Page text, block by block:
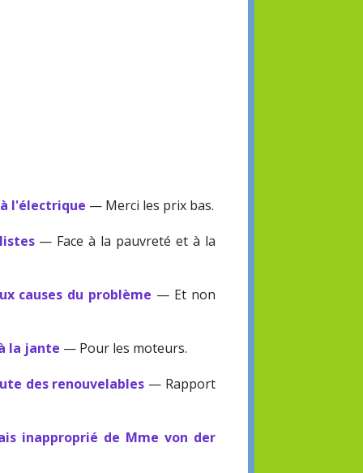
l'électrique — Merci les prix bas.
— Face à la pauvreté et à la
causes du problème — Et non
la jante — Pour les moteurs.
des renouvelables — Rapport
inapproprié de Mme von der